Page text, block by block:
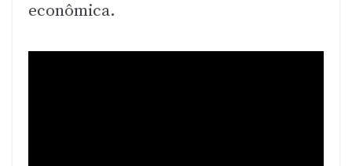
econômica.